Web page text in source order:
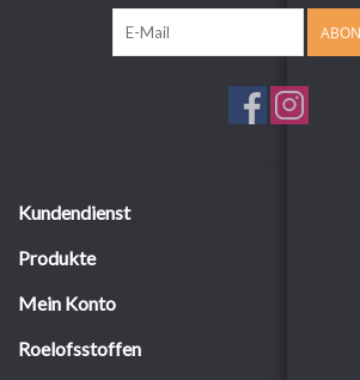
Kundendienst
Produkte
Mein Konto
Roelofsstoffen